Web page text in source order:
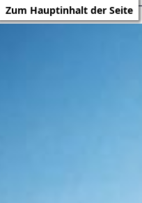
Zum Hauptinhalt der Seite